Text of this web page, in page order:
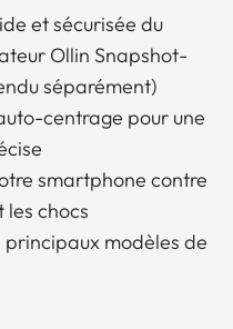
et sécurisée du
Ollin Snapshot-
séparément)
centrage pour une
smartphone contre
les chocs
modèles de